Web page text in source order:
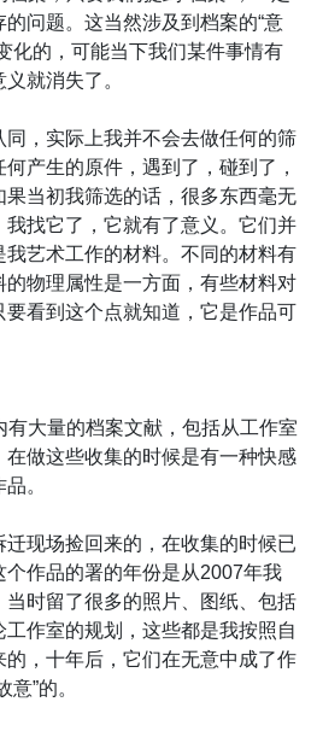
问题。这当然涉及到档案的“意
化的，可能当下我们某件事情有
就消失了。
，实际上我并不会去做任何的筛
产生的原件，遇到了，碰到了，
当初我筛选的话，很多东西毫无
找它了，它就有了意义。它们并
艺术工作的材料。不同的材料有
物理属性是一方面，有些材料对
看到这个点就知道，它是作品可
大量的档案文献，包括从工作室
做这些收集的时候是有一种快感
。
现场捡回来的，在收集的时候已
作品的署的年份是从2007年我
时留了很多的照片、图纸、包括
作室的规划，这些都是我按照自
，十年后，它们在无意中成了作
”的。